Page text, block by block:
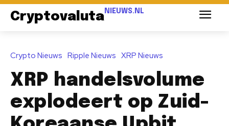
Cryptovaluta NIEUWS.NL
Crypto Nieuws Ripple Nieuws XRP Nieuws
XRP handelsvolume
explodeert op Zuid-